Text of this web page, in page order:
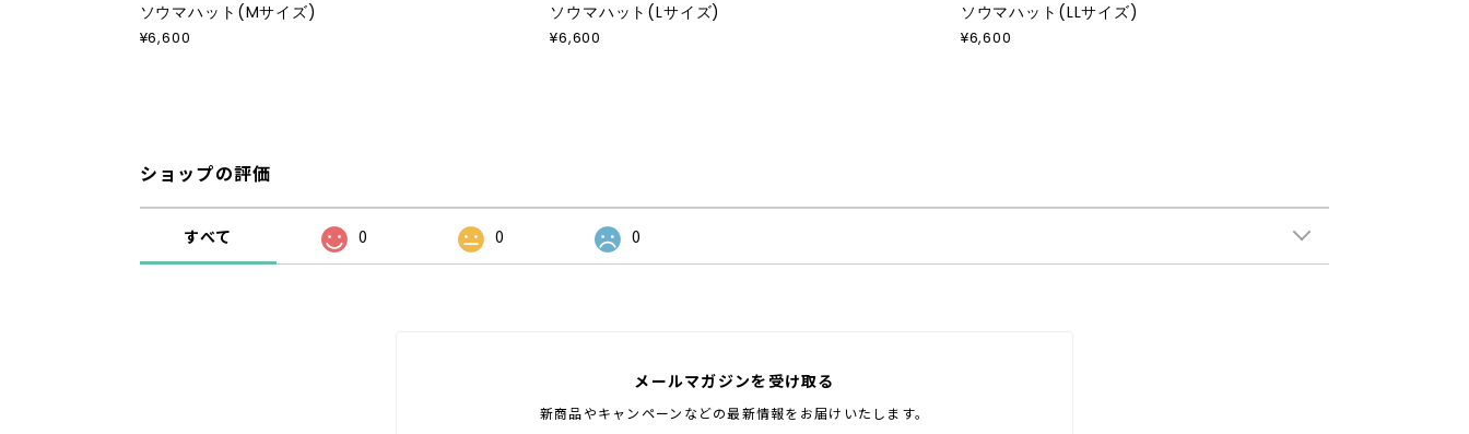
ソウマハット(Mサイズ)
¥6,600
ソウマハット(Lサイズ)
¥6,600
ソウマハット(LLサイズ)
¥6,600
ショップの評価
すべて 0 0 0
メールマガジンを受け取る
新商品やキャンペーンなどの最新情報をお届けいたします。